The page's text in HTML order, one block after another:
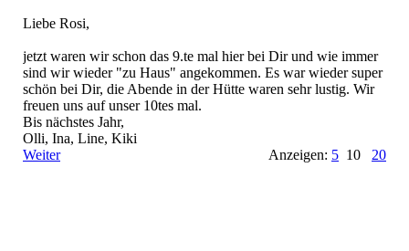
Liebe Rosi,
jetzt waren wir schon das 9.te mal hier bei Dir und wie immer
sind wir wieder "zu Haus" angekommen. Es war wieder super
schön bei Dir, die Abende in der Hütte waren sehr lustig. Wir
freuen uns auf unser 10tes mal.
Bis nächstes Jahr,
Olli, Ina, Line, Kiki
Weiter
Anzeigen: 5 10 20